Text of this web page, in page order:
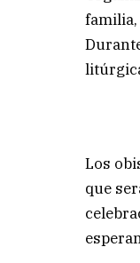
familia,
Los
que